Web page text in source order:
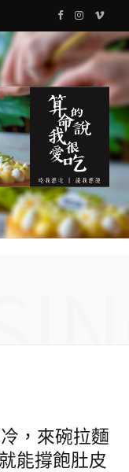
F
a
c
e
b
o
k
I
s
g
r
a
V
i
，來碗拉麵
能撐飽肚皮